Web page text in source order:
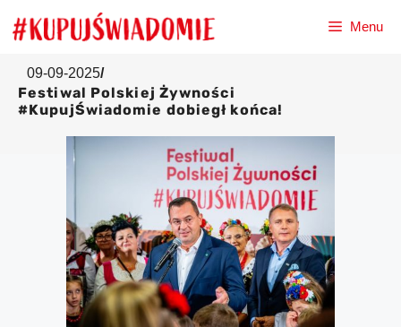
do
Menu
09-09-2025/
Festiwal Polskiej Żywności
#KupujŚwiadomie dobiegł końca!